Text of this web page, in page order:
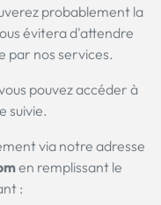
probablement la
évitera d'attendre
par nos services.
pouvez accéder à
suivie.
via notre adresse
en remplissant le
: